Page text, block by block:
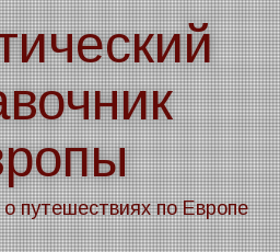
путешествиях по Европе